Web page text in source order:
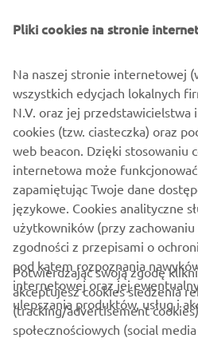
than stock and changed the
FF521 universal forks, and
to stock, other pieces like
front number plate/headlight
available. For the accessories
usual supporter like BST Carbon
exhausts, Beringer Brakes, and
to encourage people to explore
matching parts with our kits.
O FIRMIE
Pliki cookies na stronie
Na naszej stronie internetowej
wszystkich edycjach lokalnych
N.V. oraz jej przedstawicielstwa
cookies (tzw. ciasteczka) oraz
web beacon. Dzięki stosowaniu
internetowa może
zapamiętując Twoje dane
językowe. Cookies analityczne
użytkowników (przy
zgodności z przepisami o
pod kątem rozpoznania
internetowej oraz jej
ulepszania produktów, usług i
Potwierdzając swoją zgodę
akceptujesz cookies śledzenia
(tracking/advertisement
społecznościowych (social